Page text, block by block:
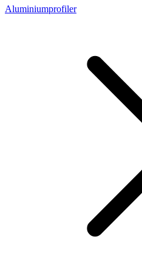
Aluminiumprofiler